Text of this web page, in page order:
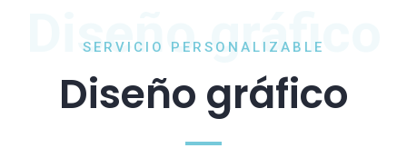
Diseño gráfico
SERVICIO PERSONALIZABLE
Diseño gráfico